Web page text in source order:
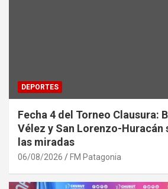
DEPORTES
Fecha 4 del Torneo Clausura:
Vélez y San Lorenzo-Huracán
las miradas
06/08/2026 FM Patagonia